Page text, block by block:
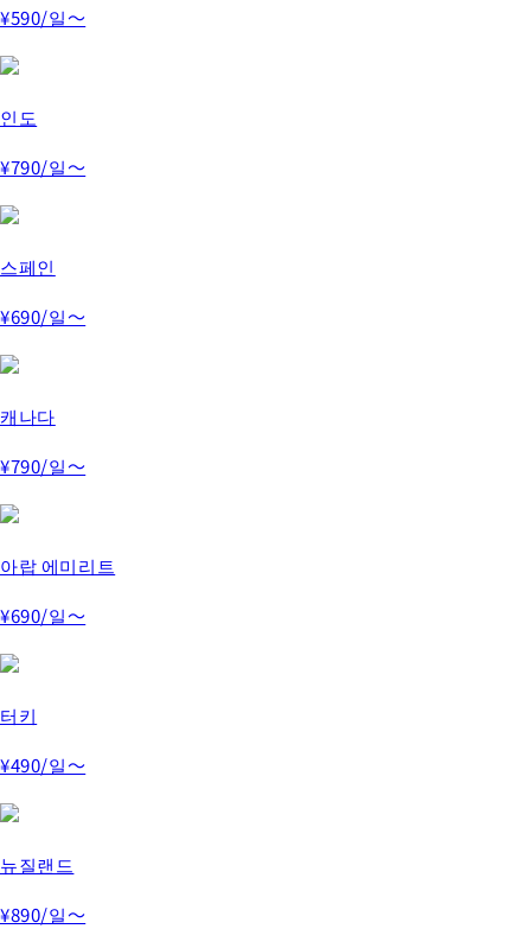
¥590/일～
인도
¥790/일～
스페인
¥690/일～
캐나다
¥790/일～
아랍 에미리트
¥690/일～
터키
¥490/일～
뉴질랜드
¥890/일～